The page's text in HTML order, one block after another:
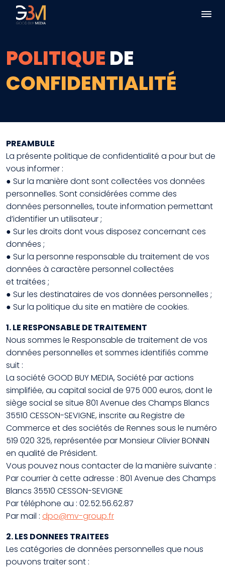
POLITIQUE DE
CONFIDENTIALITÉ
PREAMBULE
La présente politique de confidentialité a pour but de
vous informer :
● Sur la manière dont sont collectées vos données
personnelles. Sont considérées comme des
données personnelles, toute information permettant
d’identifier un utilisateur ;
● Sur les droits dont vous disposez concernant ces
données ;
● Sur la personne responsable du traitement de vos
données à caractère personnel collectées
et traitées ;
● Sur les destinataires de vos données personnelles ;
● Sur la politique du site en matière de cookies.
1. LE RESPONSABLE DE TRAITEMENT
Nous sommes le Responsable de traitement de vos
données personnelles et sommes identifiés comme
suit :
La société GOOD BUY MEDIA, Société par actions
simplifiée, au capital social de 975 000 euros, dont le
siège social se situe 801 Avenue des Champs Blancs
35510 CESSON-SEVIGNE, inscrite au Registre de
Commerce et des sociétés de Rennes sous le numéro
519 020 325, représentée par Monsieur Olivier BONNIN
en qualité de Président.
Vous pouvez nous contacter de la manière suivante :
Par courrier à cette adresse : 801 Avenue des Champs
Blancs 35510 CESSON-SEVIGNE
Par téléphone au : 02.52.56.62.87
Par mail : dpo@mv-group.fr
2. LES DONNEES TRAITEES
Les catégories de données personnelles que nous
pouvons traiter sont :